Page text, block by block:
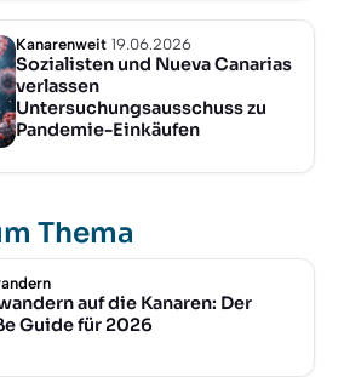
Kanarenweit 19.06.2026
Sozialisten und Nueva Canarias
verlassen
Untersuchungsausschuss zu
Pandemie-Einkäufen
Thema
auf die Kanaren: Der
Guide für 2026